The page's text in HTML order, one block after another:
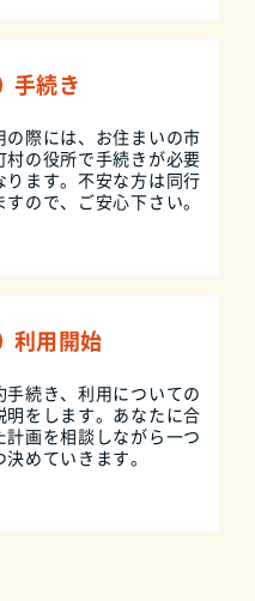
手続き
の際には、お住まいの市
村の役所で手続きが必要
ります。不安な方は同行
すので、ご安心下さい。
利用開始
手続き、利用についての
明をします。あなたに合
計画を相談しながら一つ
決めていきます。